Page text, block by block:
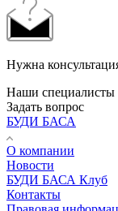
Нужна
Наши специалисты
Задать вопрос
БУДИ БАСА
О компании
Новости
БУДИ БАСА Клуб
Контакты